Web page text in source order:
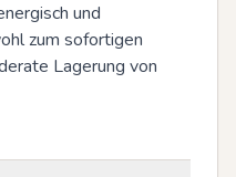
und
zum sofortigen
Lagerung von